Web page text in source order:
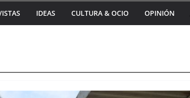
IDEAS CULTURA & OCIO OPINIÓN